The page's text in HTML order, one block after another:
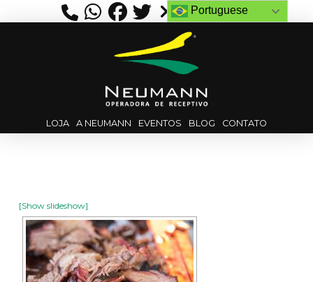
LOJA A NEUMANN EVENTOS BLOG CONTATO
[Show slideshow]
Portuguese